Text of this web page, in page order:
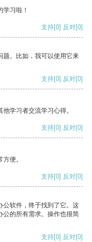
习啦！
支持[0] 反对[0]
题。比如，我可以使用它来
支持[0] 反对[0]
学习者交流学习心得。
支持[0] 反对[0]
便。
支持[0] 反对[0]
公软件，终于找到了它。这
公的所有需求。操作也很简
支持[0] 反对[0]